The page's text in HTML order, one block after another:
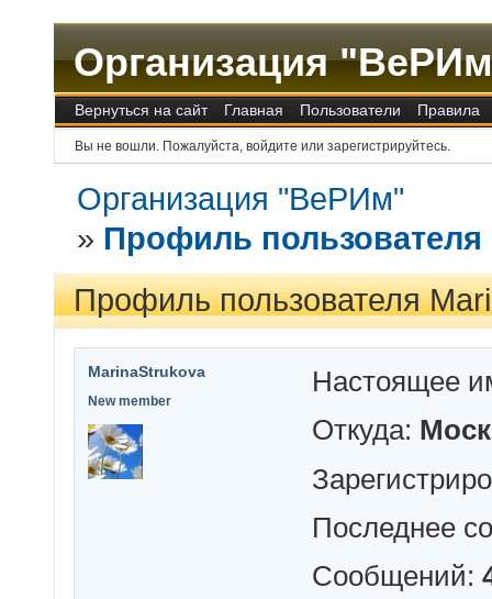
Организация
Вернуться на сайт Главная Пользователи Правила
Вы не вошли. Пожалуйста, войдите или зарегистрируйтесь.
Организация "ВеРИм"
» Профиль пользователя
Профиль пользователя
MarinaStrukova
New member
Настоящее
Откуда:
Последнее
Сообщений: